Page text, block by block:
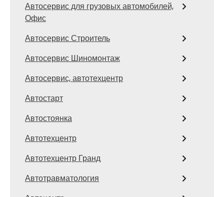
Автосервис для грузовых автомобилей,
Офис
Автосервис Строитель
Автосервис Шиномонтаж
Автосервис, автотехцентр
Автостарт
Автостоянка
Автотехцентр
Автотехцентр Гранд
Автотравматология